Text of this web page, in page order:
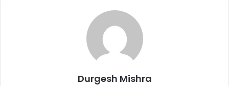
Durgesh Mishra